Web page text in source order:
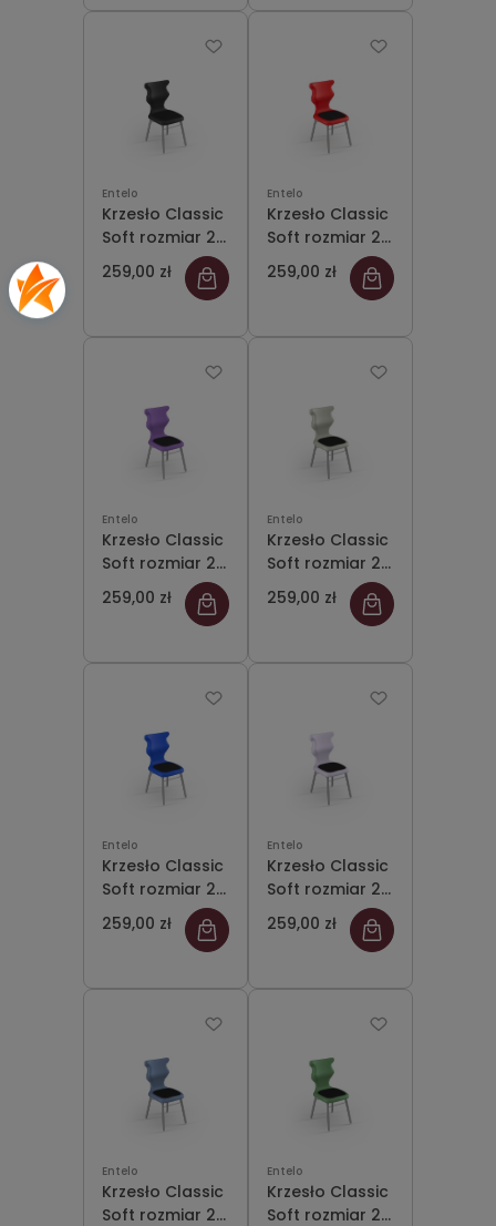
Entelo
Krzesło Classic
Soft rozmiar 2
siedzisko
czarny
259,00 zł
Entelo
Krzesło Classic
Soft rozmiar 2
siedzisko
czerwony
259,00 zł
Entelo
Krzesło Classic
Soft rozmiar 2
siedzisko
fioletowy
259,00 zł
Entelo
Krzesło Classic
Soft rozmiar 2
siedzisko jasny
szary
259,00 zł
Entelo
Krzesło Classic
Soft rozmiar 2
siedzisko
niebieski
259,00 zł
Entelo
Krzesło Classic
Soft rozmiar 2
siedzisko
pastelowy
259,00 zł
Entelo
Krzesło Classic
Soft rozmiar 2
Entelo
Krzesło Classic
Soft rozmiar 2